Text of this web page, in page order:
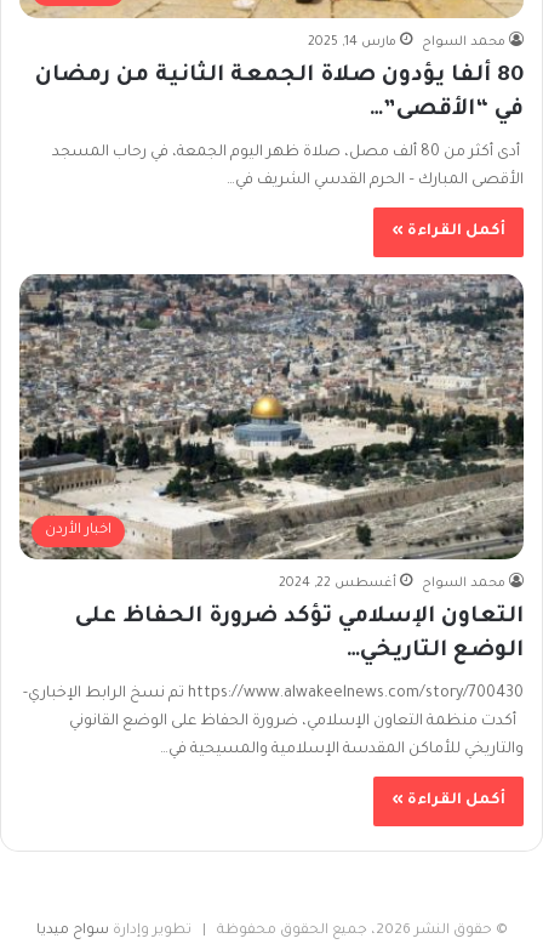
محمد السواح مارس 14, 2025
80 ألفا يؤدون صلاة الجمعة الثانية من رمضان
في “الأقصى”…
أدى أكثر من 80 ألف مصل، صلاة ظهر اليوم الجمعة، في رحاب المسجد
الأقصى المبارك – الحرم القدسي الشريف في…
أكمل القراءة »
اخبار الأردن
محمد السواح أغسطس 22, 2024
التعاون الإسلامي تؤكد ضرورة الحفاظ على
الوضع التاريخي…
https://www.alwakeelnews.com/story/700430 تم نسخ الرابط الإخباري-
أكدت منظمة التعاون الإسلامي، ضرورة الحفاظ على الوضع القانوني
والتاريخي للأماكن المقدسة الإسلامية والمسيحية في…
أكمل القراءة »
© حقوق النشر 2026، جميع الحقوق محفوظة | تطوير وإدارة سواح ميديا